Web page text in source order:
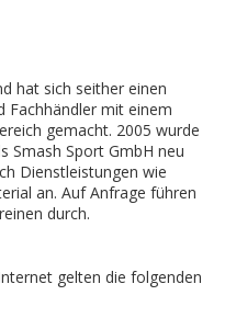
hat sich seither einen
Fachhändler mit einem
gemacht. 2005 wurde
Smash Sport GmbH neu
Dienstleistungen wie
an. Auf Anfrage führen
durch.
gelten die folgenden